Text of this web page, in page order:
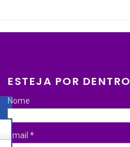
ESTEJA POR DENTRO
Nome
Email *